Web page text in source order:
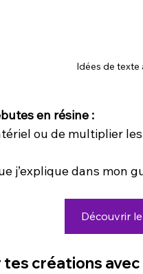
Idées de texte
en résine :
ou de multiplier
j’explique dans mon
Découvrir
créations avec